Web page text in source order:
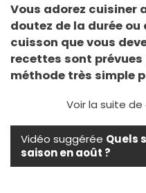
Vous adorez cuisiner
doutez de la durée
cuisson que vous
recettes sont prévues
méthode très simple
Voir la suite
Vidéo suggérée Quels
saison en août ?